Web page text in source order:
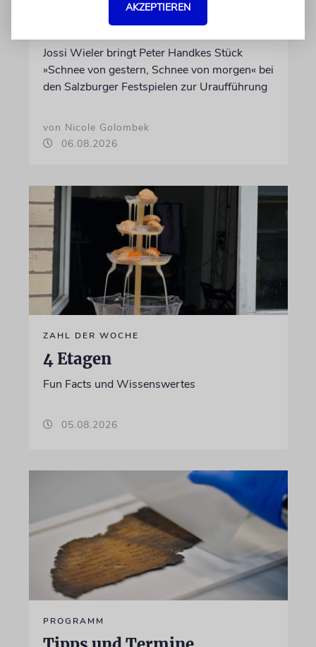
Abschied vom Ich
Jossi Wieler bringt Peter Handkes Stück
»Schnee von gestern, Schnee von morgen« bei
den Salzburger Festspielen zur Uraufführung
von Nicole Golombek
06.08.2026
ZAHL DER WOCHE
4 Etagen
Fun Facts und Wissenswertes
05.08.2026
PROGRAMM
AKZEPTIEREN